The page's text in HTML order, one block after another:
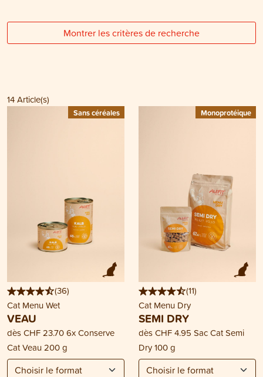
Montrer les critères de recherche
14Article(s)
Sans céréales
(36)
Cat Menu Wet
VEAU
dèsCHF 23.706x Conserve
Cat Veau 200 g
Monoprotéique
(11)
Cat Menu Dry
SEMI DRY
dèsCHF 4.95 Sac Cat Semi
Dry 100 g